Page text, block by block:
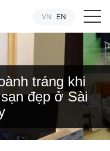
VN EN
tráng khi
đẹp ở Sài